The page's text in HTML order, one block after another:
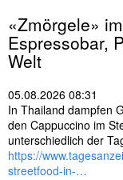
«Zmörgele»
Espressobar,
Welt
05.08.2026 08:31
In Thailand dampfen
den Cappuccino im
unterschiedlich der
https://
streetfood-in-…